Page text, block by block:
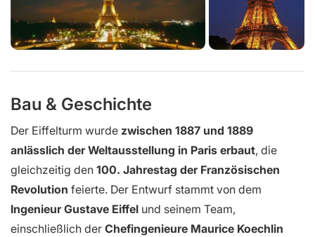
Bau & Geschichte
Der Eiffelturm wurde zwischen 1887 und 1889
anlässlich der Weltausstellung in Paris erbaut, die
gleichzeitig den 100. Jahrestag der Französischen
Revolution feierte. Der Entwurf stammt von dem
Ingenieur Gustave Eiffel und seinem Team,
einschließlich der Chefingenieure Maurice Koechlin